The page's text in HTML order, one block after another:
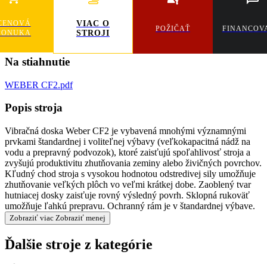
VIAC O
STROJI
POŽIČAŤ
Na stiahnutie
WEBER CF2.pdf
Popis stroja
Vibračná doska Weber CF2 je vybavená mnohými významnými
prvkami štandardnej i voliteľnej výbavy (veľkokapacitná nádž na
vodu a prepravný podvozok), ktoré zaisťujú spoľahlivosť stroja a
zvyšujú produktivitu zhutňovania zeminy alebo živičných povrchov.
Kľudný chod stroja s vysokou hodnotou odstredivej sily umožňuje
zhutňovanie veľkých plôch vo veľmi krátkej dobe. Zaoblený tvar
hutniacej dosky zaisťuje rovný výsledný povrh. Sklopná rukoväť
umožňuje ľahkú prepravu. Ochranný rám je v štandardnej výbave.
Zobraziť viac Zobraziť menej
Ďalšie stroje z kategórie